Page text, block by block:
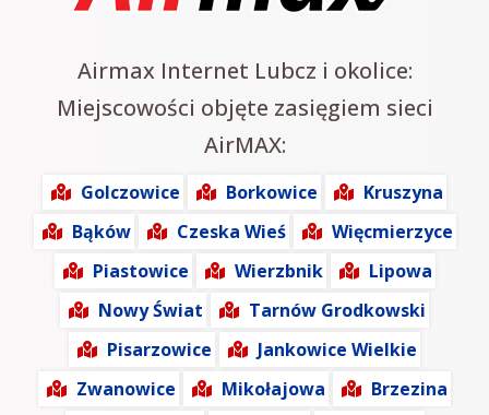
Airmax Internet Lubcz i okolice:
Miejscowości objęte zasięgiem sieci
AirMAX:
Golczowice Borkowice
Kruszyna
Bąków
Czeska Wieś
Więcmierzyce
Piastowice
Wierzbnik
Lipowa
Nowy Świat
Tarnów Grodkowski
Pisarzowice
Jankowice Wielkie
Zwanowice
Mikołajowa
Brzezina